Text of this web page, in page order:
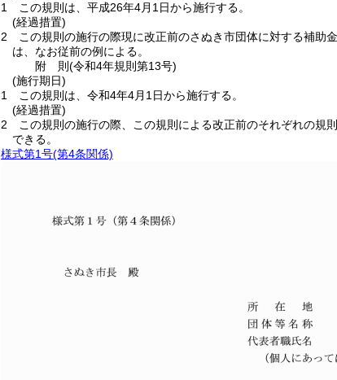
1
この規則は、平成26年4月1日から施行する。
(経過措置)
2
この規則の施行の際現に改正前のさぬき市団体に対する補助
は、なお従前の例による。
附 則(令和4年規則第13号)
(施行期日)
1
この規則は、令和4年4月1日から施行する。
(経過措置)
2
この規則の施行の際、この規則による改正前のそれぞれの規
できる。
様式第1号(第4条関係)